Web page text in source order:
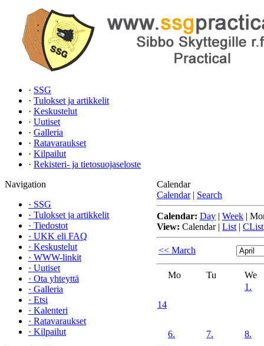
· SSG
· Tulokset ja artikkelit
· Keskustelut
· Uutiset
· Galleria
· Ratavaraukset
· Kilpailut
· Rekisteri- ja tietosuojaseloste
Navigation
· SSG
· Tulokset ja artikkelit
· Tiedostot
· UKK eli FAQ
· Keskustelut
· WWW-linkit
· Uutiset
· Ota yhteyttä
· Galleria
· Etsi
· Kalenteri
· Ratavaraukset
· Kilpailut
Calendar
Calendar | Search
Calendar: Day | Week |
View: Calendar| List | CList
<< March
Mo Tu We
14
1.
6. 7. 8.